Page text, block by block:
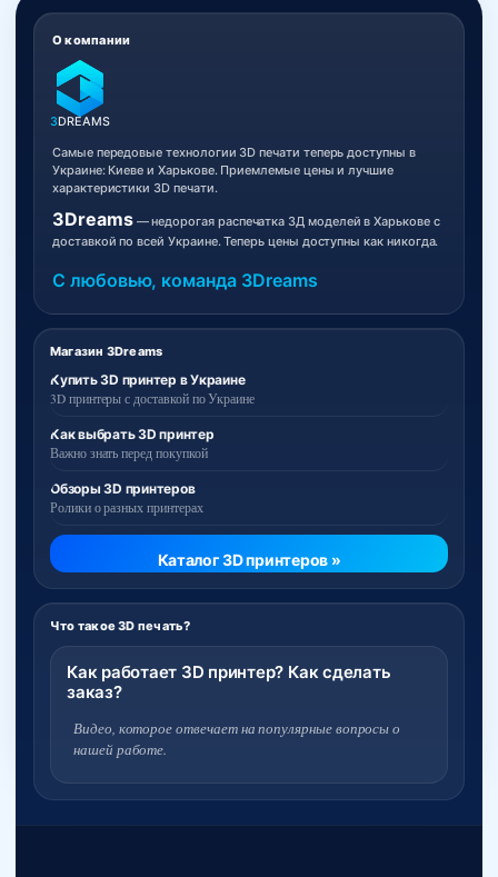
Магазин 3Dreams
Купить 3D принтер в Украине
3D принтеры с доставкой по Украине
Как выбрать 3D принтер
Важно знать перед покупкой
Обзоры 3D принтеров
Ролики о разных принтерах
Каталог 3D принтеров »
Что такое 3D печать?
Как работает 3D принтер? Как сделать
заказ?
Видео, которое отвечает на популярные вопросы о
нашей работе.
О компании
3DREAMS
Самые передовые технологии 3D печати теперь доступны в
Украине: Киеве и Харькове. Приемлемые цены и лучшие
характеристики 3D печати.
3Dreams— недорогая распечатка 3Д моделей в Харькове с
доставкой по всей Украине. Теперь цены доступны как никогда.
С любовью, команда 3Dreams